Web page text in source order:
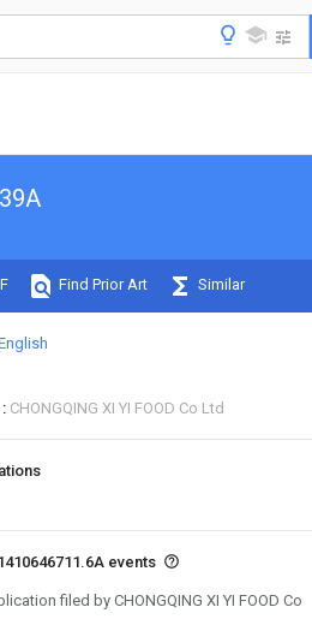
Find Prior Art Similar
CHONGQING XI YI FOOD Co Ltd
events
filed by CHONGQING XI YI FOOD Co